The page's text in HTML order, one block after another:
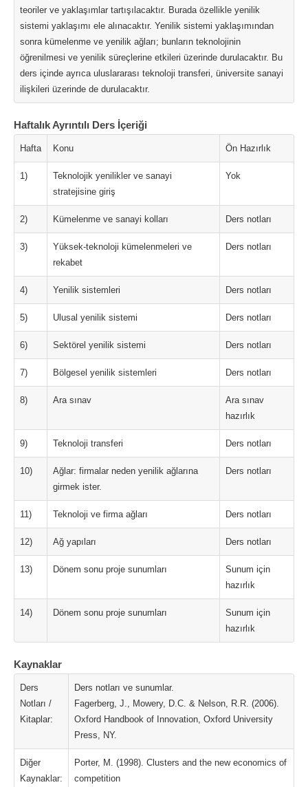
teoriler ve yaklaşımlar tartışılacaktır. Burada özellikle yenilik
sistemi yaklaşımı ele alınacaktır. Yenilik sistemi yaklaşımından
sonra kümelenme ve yenilik ağları; bunların teknolojinin
öğrenilmesi ve yenilik süreçlerine etkileri üzerinde durulacaktır. Bu
ders içinde ayrıca uluslararası teknoloji transferi, üniversite sanayi
ilişkileri üzerinde de durulacaktır.
Haftalık Ayrıntılı Ders İçeriği
Hafta Konu Ön Hazırlık
1)
Teknolojik yenilikler ve sanayi
stratejisine giriş
Yok
2) Kümelenme ve sanayi kolları Ders notları
3)
Yüksek-teknoloji kümelenmeleri ve
rekabet
Ders notları
4) Yenilik sistemleri Ders notları
5) Ulusal yenilik sistemi Ders notları
6) Sektörel yenilik sistemi Ders notları
7) Bölgesel yenilik sistemleri Ders notları
8) Ara sınav
Ara sınav
hazırlık
9) Teknoloji transferi Ders notları
10)
Ağlar: firmalar neden yenilik ağlarına
girmek ister.
Ders notları
11) Teknoloji ve firma ağları Ders notları
12) Ağ yapıları Ders notları
13) Dönem sonu proje sunumları
Sunum için
hazırlık
14) Dönem sonu proje sunumları
Sunum için
hazırlık
Kaynaklar
Ders
Notları /
Kitaplar:
Ders notları ve sunumlar.
Fagerberg, J., Mowery, D.C. & Nelson, R.R. (2006).
Oxford Handbook of Innovation, Oxford University
Press, NY.
Diğer
Kaynaklar:
Porter, M. (1998). Clusters and the new economics of
competition